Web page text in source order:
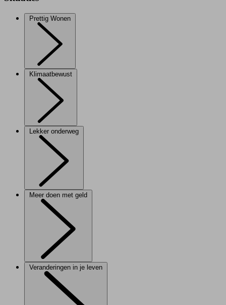
Prettig Wonen
Klimaatbewust
Lekker onderweg
Meer doen met geld
Veranderingen in je leven